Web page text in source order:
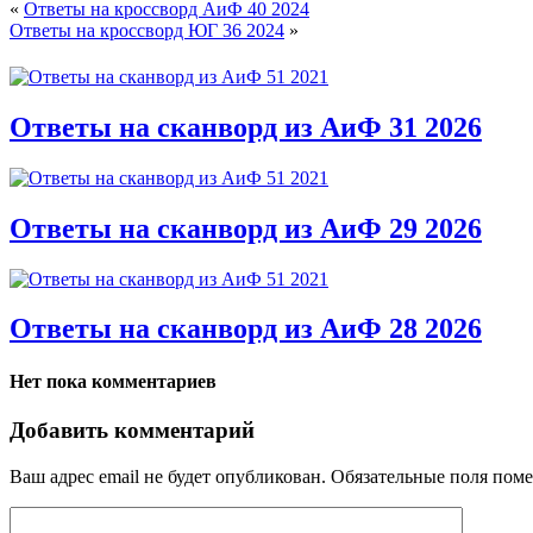
« Ответы на кроссворд АиФ 40 2024
Ответы на кроссворд ЮГ 36 2024 »
Ответы на сканворд из АиФ 31 2026
Ответы на сканворд из АиФ 29 2026
Ответы на сканворд из АиФ 28 2026
Нет пока комментариев
Добавить комментарий
Ваш адрес email не будет опубликован. Обязательные поля